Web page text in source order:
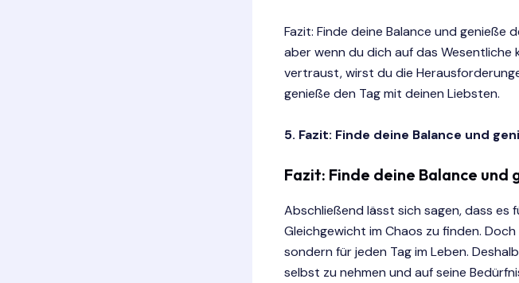
Fazit: Finde deine Balance und genieße
aber wenn du dich auf das
vertraust, wirst du die
genieße den Tag mit deinen Liebsten.
5. Fazit: Finde deine Balance und
Fazit: Finde deine Balance und
Abschließend lässt sich sagen, dass es
Gleichgewicht im Chaos zu finden.
sondern für jeden Tag im Leben.
selbst zu nehmen und auf seine